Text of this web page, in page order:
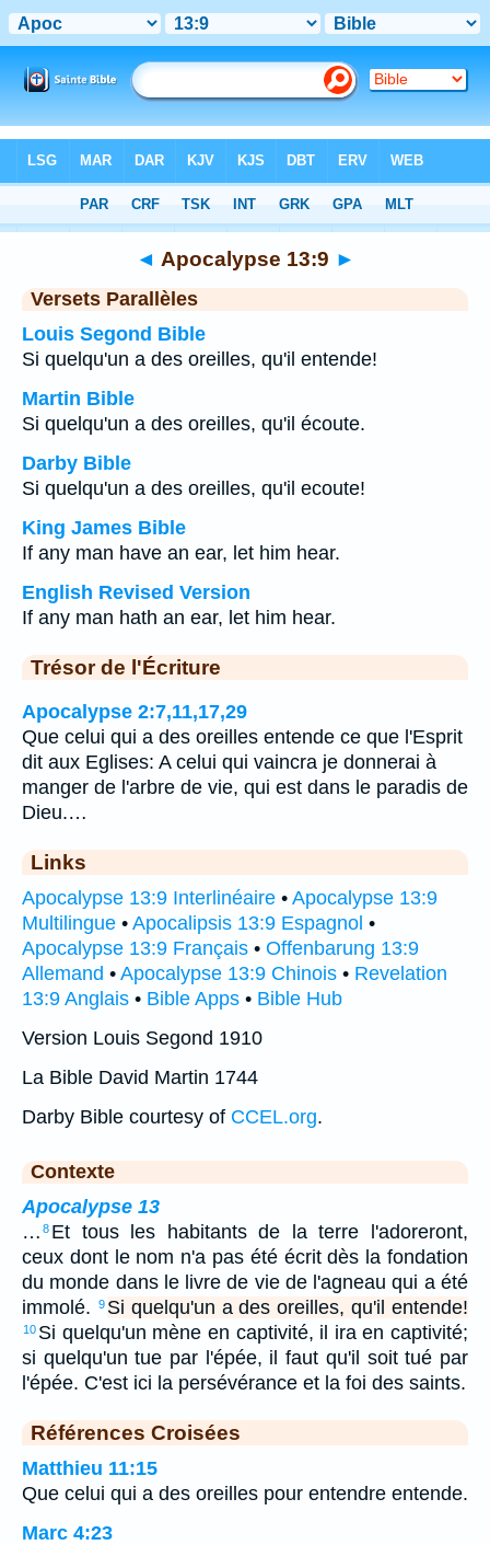
Chapitre 13 > Verset 9
◄ Apocalypse 13:9 ►
Versets Parallèles
Louis Segond Bible
Si quelqu'un a des oreilles, qu'il entende!
Martin Bible
Si quelqu'un a des oreilles, qu'il écoute.
Darby Bible
Si quelqu'un a des oreilles, qu'il ecoute!
King James Bible
If any man have an ear, let him hear.
English Revised Version
If any man hath an ear, let him hear.
Trésor de l'Écriture
Apocalypse 2:7,11,17,29
Que celui qui a des oreilles entende ce que l'Esprit
dit aux Eglises: A celui qui vaincra je donnerai à
manger de l'arbre de vie, qui est dans le paradis de
Dieu.…
Links
Apocalypse 13:9 Interlinéaire • Apocalypse 13:9
Multilingue • Apocalipsis 13:9 Espagnol •
Apocalypse 13:9 Français • Offenbarung 13:9
Allemand • Apocalypse 13:9 Chinois • Revelation
13:9 Anglais • Bible Apps • Bible Hub
Version Louis Segond 1910
La Bible David Martin 1744
Darby Bible courtesy of CCEL.org.
Contexte
Apocalypse 13
… 8 Et tous les habitants de la terre l'adoreront,
ceux dont le nom n'a pas été écrit dès la fondation
du monde dans le livre de vie de l'agneau qui a été
immolé.
9 Si quelqu'un a des oreilles, qu'il entende!
10 Si quelqu'un mène en captivité, il ira en captivité;
si quelqu'un tue par l'épée, il faut qu'il soit tué par
l'épée. C'est ici la persévérance et la foi des saints.
Références Croisées
Matthieu 11:15
Que celui qui a des oreilles pour entendre entende.
Marc 4:23